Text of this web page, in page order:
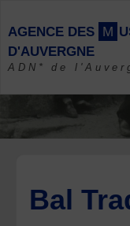
content
AGENCE DES M U
D'AUVERGNE
ADN* de
Bal